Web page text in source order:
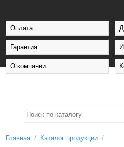
Оплата
Гарантия
О компании
Главная / Каталог продукции /